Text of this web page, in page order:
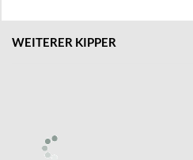
WEITERER KIPPER
4.699,00 €